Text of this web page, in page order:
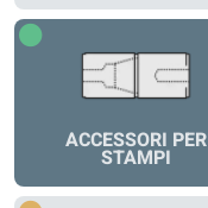
ACCESSORI PER
STAMPI